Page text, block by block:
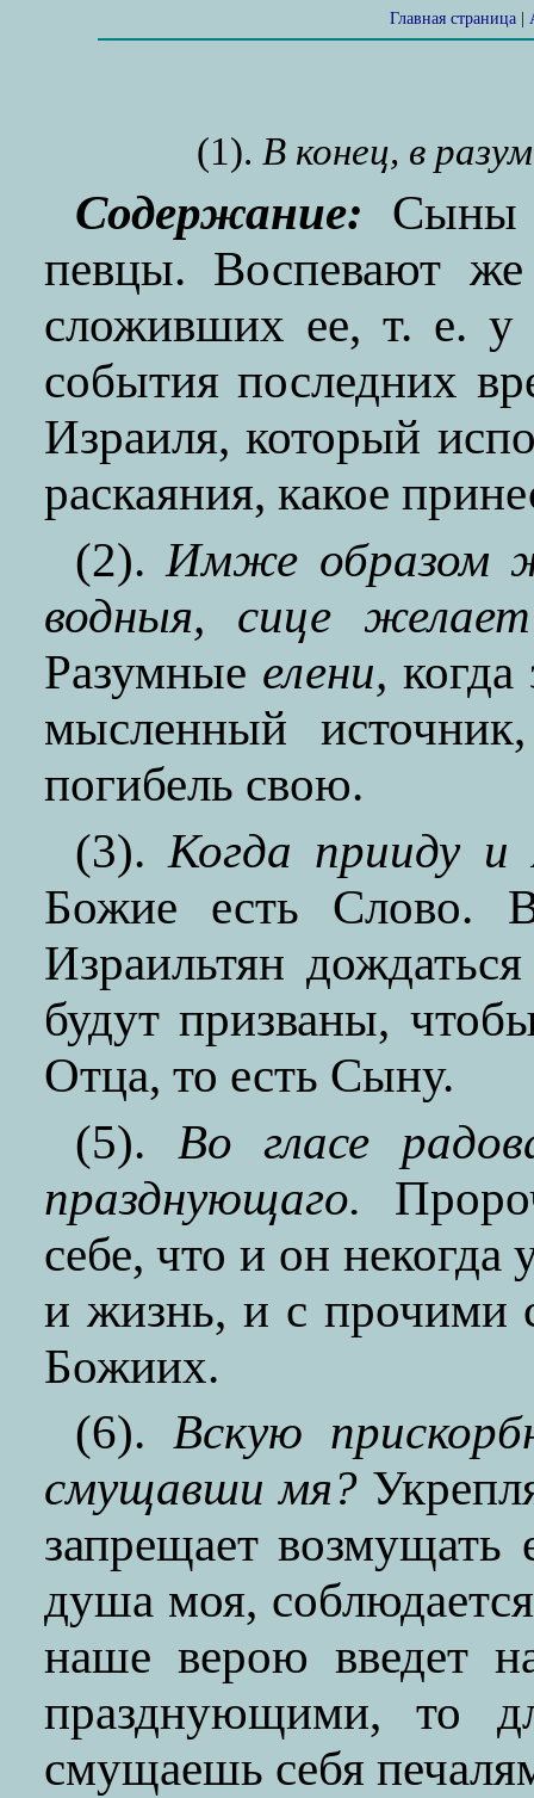
Главная страница|
(1). В конец, в
Содержание: Сыны
певцы. Воспевают
сложивших ее, т. е. у
события последних
Израиля, который
раскаяния, какое
(2).Имже образом
водныя, сице
Разумные елени, когда
мысленный
погибель свою.
(3).Когда прииду
Божие есть Слово.
Израильтян
будут призваны,
Отца, то есть Сыну.
(5). Во гласе
празднующаго.
себе, что и он некогда
и жизнь, и с прочими
Божиих.
(6). Вскую
смущавши мя?
запрещает возмущать
душа моя,
наше верою введет
празднующими, то
смущаешь себя